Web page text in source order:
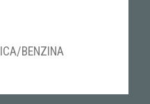
BENZINA